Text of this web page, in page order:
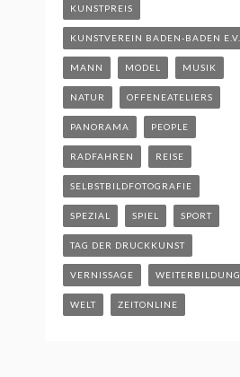
KUNSTPREIS
KUNSTVEREIN BADEN-BADEN E.V.
MANN MODEL MUSIK
NATUR OFFENEATELIERS
PANORAMA PEOPLE
RADFAHREN REISE
SELBSTBILDFOTOGRAFIE
SPEZIAL SPIEL SPORT
TAG DER DRUCKKUNST
VERNISSAGE WEITERBILDUNG
WELT ZEITONLINE